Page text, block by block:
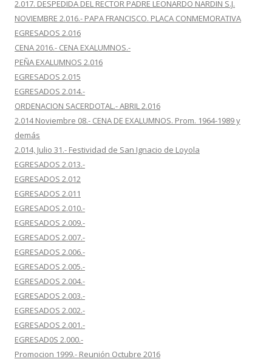
2.017. DESPEDIDA DEL RECTOR PADRE LEONARDO NARDIN S.J.
NOVIEMBRE 2.016.- PAPA FRANCISCO. PLACA CONMEMORATIVA
EGRESADOS 2.016
CENA 2016.- CENA EXALUMNOS.-
PEÑA EXALUMNOS 2.016
EGRESADOS 2.015
EGRESADOS 2.014.-
ORDENACION SACERDOTAL.- ABRIL 2.016
2.014 Noviembre 08.- CENA DE EXALUMNOS. Prom. 1964-1989 y
demás
2.014, Julio 31.- Festividad de San Ignacio de Loyola
EGRESADOS 2.013.-
EGRESADOS 2.012
EGRESADOS 2.011
EGRESADOS 2.010.-
EGRESADOS 2.009.-
EGRESADOS 2.007.-
EGRESADOS 2.006.-
EGRESADOS 2.005.-
EGRESADOS 2.004.-
EGRESADOS 2.003.-
EGRESADOS 2.002.-
EGRESADOS 2.001.-
EGRESAD0S 2.000.-
Promocion 1999.- Reunión Octubre 2016